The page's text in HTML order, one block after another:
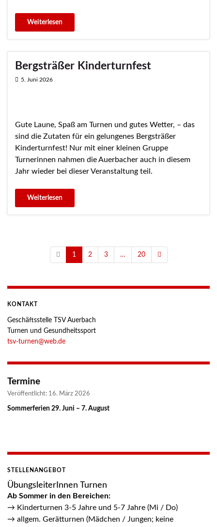
Bergsträßer Kinderturnfest
5. Juni 2026
Gute Laune, Spaß am Turnen und gutes Wetter, – das
sind die Zutaten für ein gelungenes Bergsträßer
Kinderturnfest! Nur mit einer kleinen Gruppe
Turnerinnen nahmen die Auerbacher auch in diesem
Jahr wieder bei dieser Veranstaltung teil.
1 2 3 … 20
KONTAKT
Geschäftsstelle TSV Auerbach
Turnen und Gesundheitssport
tsv-turnen@web.de
Termine
Veröffentlicht: 16. März 2026
Sommerferien 29. Juni – 7. August
STELLENANGEBOT
ÜbungsleiterInnen Turnen
Ab Sommer in den Bereichen:
→ Kinderturnen 3-5 Jahre und 5-7 Jahre (Mi / Do)
→ allgem. Gerätturnen (Mädchen / Jungen; keine